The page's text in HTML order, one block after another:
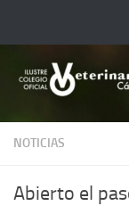
NOTICIAS
Abierto el